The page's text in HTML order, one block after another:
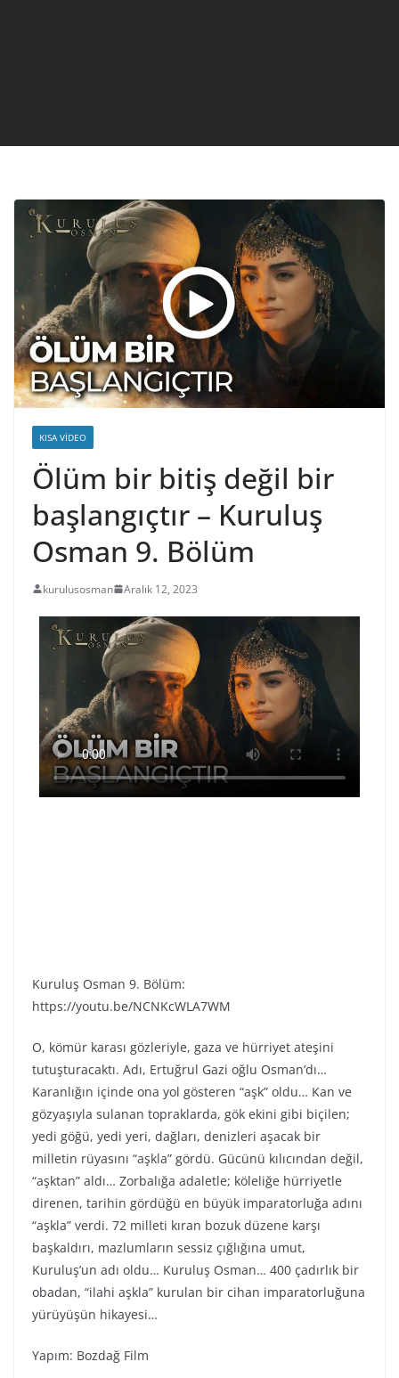
KISA VIDEO
Ölüm bir bitiş değil bir
başlangıçtır – Kuruluş
Osman 9. Bölüm
kurulusosman Aralık 12, 2023
Kuruluş Osman 9. Bölüm:
https://youtu.be/NCNKcWLA7WM
O, kömür karası gözleriyle, gaza ve hürriyet ateşini
tutuşturacaktı. Adı, Ertuğrul Gazi oğlu Osman’dı…
Karanlığın içinde ona yol gösteren “aşk” oldu… Kan ve
gözyaşıyla sulanan topraklarda, gök ekini gibi biçilen;
yedi göğü, yedi yeri, dağları, denizleri aşacak bir
milletin rüyasını “aşkla” gördü. Gücünü kılıcından değil,
“aşktan” aldı… Zorbalığa adaletle; köleliğe hürriyetle
direnen, tarihin gördüğü en büyük imparatorluğa adını
“aşkla” verdi. 72 milleti kıran bozuk düzene karşı
başkaldırı, mazlumların sessiz çığlığına umut,
Kuruluş’un adı oldu… Kuruluş Osman… 400 çadırlık bir
obadan, “ilahi aşkla” kurulan bir cihan imparatorluğuna
yürüyüşün hikayesi…
Yapım: Bozdağ Fi̇lm